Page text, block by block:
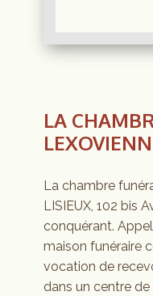
LA
La chambre
LISIEUX, 102 bis
conquérant.
maison funéraire
vocation de
dans un centre